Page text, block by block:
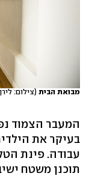
מבואת הבית (צילום:
המעבר הצמוד
בעיקר את
עבודה. פינת
תוכנן משטח